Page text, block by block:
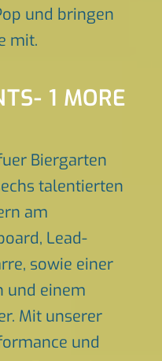
und bringen
mit.
1 MORE
Biergarten
talentierten
am
Lead-
sowie einer
und einem
Mit unserer
und